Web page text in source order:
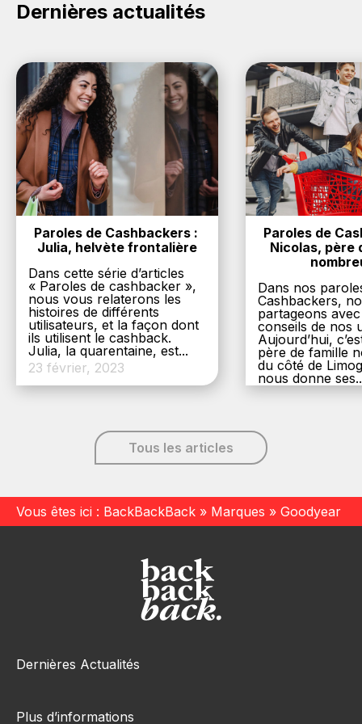
achat sur le site Goodyear.
Dernières actualités
Paroles de Cashbackers :
Julia, helvète frontalière
Dans cette série d’articles
« Paroles de cashbacker »,
nous vous relaterons les
histoires de différents
utilisateurs, et la façon dont
ils utilisent le cashback.
Julia, la quarentaine, est...
23 février, 2023
Paroles de
Nicolas, père
Dans nos
Cashbackers,
partageons
conseils de nos
Aujourd’hui,
père de famille
du côté de
nous donne
6 décembre,
Tous les articles
Vous êtes ici : BackBackBack » Marques » Goodyear
Dernières Actualités
Plus d’informations